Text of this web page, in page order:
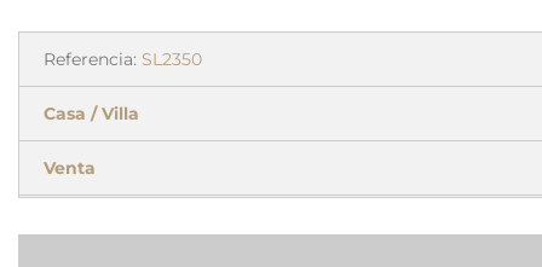
Referencia: SL2350
Casa / Villa
Venta